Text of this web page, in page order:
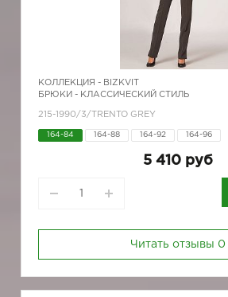
КОЛЛЕКЦИЯ - BIZKVIT
БРЮКИ - КЛАССИЧЕСКИЙ СТИЛЬ
215-1990/3/TRENTO GREY
164-84 164-88 164-92 164-96
5 410 руб
Читать отзывы 0